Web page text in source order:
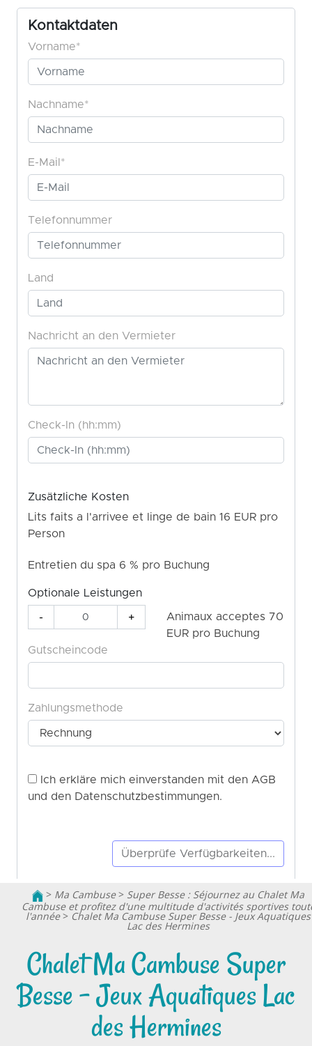
> Ma Cambuse> Super Besse : Séjournez au Chalet Ma
Cambuse et profitez d'une multitude d'activités sportives
l'année> Chalet Ma Cambuse Super Besse - Jeux Aquatiques
Lac des Hermines
Chalet Ma Cambuse Super
Besse - Jeux Aquatiques Lac
des Hermines